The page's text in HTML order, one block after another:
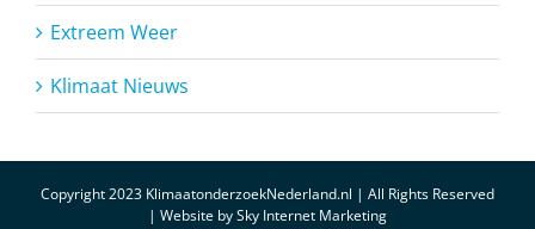
Extreem Weer
Klimaat Nieuws
Copyright 2023 KlimaatonderzoekNederland.nl | All Rights Reserved
| Website bySky Internet Marketing